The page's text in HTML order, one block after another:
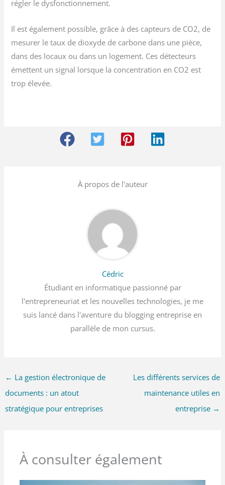
régler le dysfonctionnement.
Il est également possible, grâce à des capteurs de CO2, de
mesurer le taux de dioxyde de carbone dans une pièce,
dans des locaux ou dans un logement. Ces détecteurs
émettent un signal lorsque la concentration en CO2 est
trop élevée.
À propos de l'auteur
Cédric
Étudiant en informatique passionné par
l'entrepreneuriat et les nouvelles technologies, je me
suis lancé dans l'aventure du blogging entreprise en
parallèle de mon cursus.
← La gestion électronique de
documents : un atout
stratégique pour entreprises
Les différents services de
maintenance utiles en
entreprise →
À consulter également